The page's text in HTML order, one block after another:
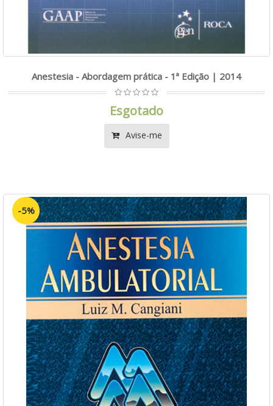
Anestesia - Abordagem prática - 1ª Edição | 2014
Esgotado
Avise-me
-5%